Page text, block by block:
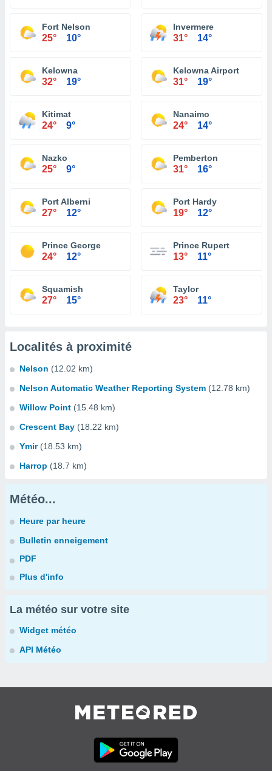
Fort Nelson
25° 10°
Invermere
31° 14°
Kelowna
32° 19°
Kelowna Airport
31° 19°
Kitimat
24° 9°
Nanaimo
24° 14°
Nazko
25° 9°
Pemberton
31° 16°
Port Alberni
27° 12°
Port Hardy
19° 12°
Prince George
24° 12°
Prince Rupert
13° 11°
Squamish
27° 15°
Taylor
23° 11°
Localités à proximité
Nelson (12.02 km)
Nelson Automatic Weather Reporting System (12.78 km)
Willow Point (15.48 km)
Crescent Bay (18.22 km)
Ymir (18.53 km)
Harrop (18.7 km)
Météo...
Heure par heure
Bulletin enneigement
PDF
Plus d'info
La météo sur votre site
Widget météo
API Météo